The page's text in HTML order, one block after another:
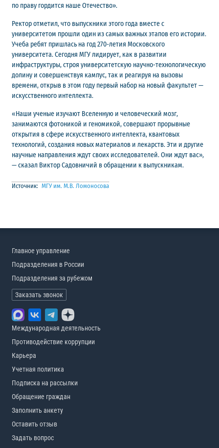
по праву гордится наше Отечество».
Ректор отметил, что выпускники этого года вместе с
университетом прошли один из самых важных этапов его истории.
Учеба ребят пришлась на год 270-летия Московского
университета. Сегодня МГУ лидирует, как в развитии
инфраструктуры, строя университетскую научно-технологическую
долину и совершенствуя кампус, так и реагируя на вызовы
времени, открыв в этом году первый набор на новый факультет —
искусственного интеллекта.
«Наши ученые изучают Вселенную и человеческий мозг,
занимаются фотоникой и геномикой, совершают прорывные
открытия в сфере искусственного интеллекта, квантовых
технологий, создания новых материалов и лекарств. Эти и другие
научные направления ждут своих исследователей. Они ждут вас»,
— сказал Виктор Садовничий в обращении к выпускникам.
Источник: МГУ им. М.В. Ломоносова
Главное управление
Подразделения в России
Подразделения за рубежом
Заказать звонок
Международная деятельность
Противодействие коррупции
Карьера
Учетная политика
Подписка на рассылки
Обращение граждан
Заполнить анкету
Оставить отзыв
Задать вопрос